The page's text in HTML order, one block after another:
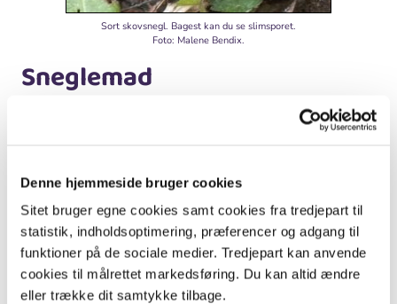
Denne hjemmeside bruger cookies
Sitet bruger egne cookies samt cookies fra tredjepart til
statistik, indholdsoptimering, præferencer og adgang til
funktioner på de sociale medier. Tredjepart kan anvende
cookies til målrettet markedsføring. Du kan altid ændre
eller trække dit samtykke tilbage.
Sort skovsnegl. Bagest kan du se slimsporet.
Foto: Malene Bendix.
Sneglemad
Sneglen har en bred mund med en ru tunge. Mens den
kravler rasper den ru tunge som en fil hen over den
og grene – og af de alger, svampe og bakterier der
svampe – du kan tydeligt se sporene efter raspe-
tungen på en paddehat i skoven om efteråret. Nogle
spiser også bløde plantedele, døde planter og dyr – og
meget andet.